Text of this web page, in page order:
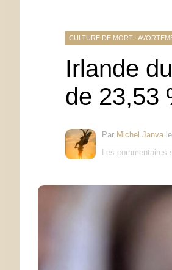
CULTURE DE MORT :
Irlande
de 23,53
Par Michel Janva le
Les commentaires